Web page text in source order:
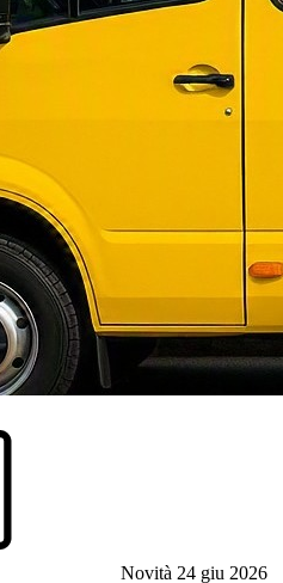
Novità 24 giu 2026